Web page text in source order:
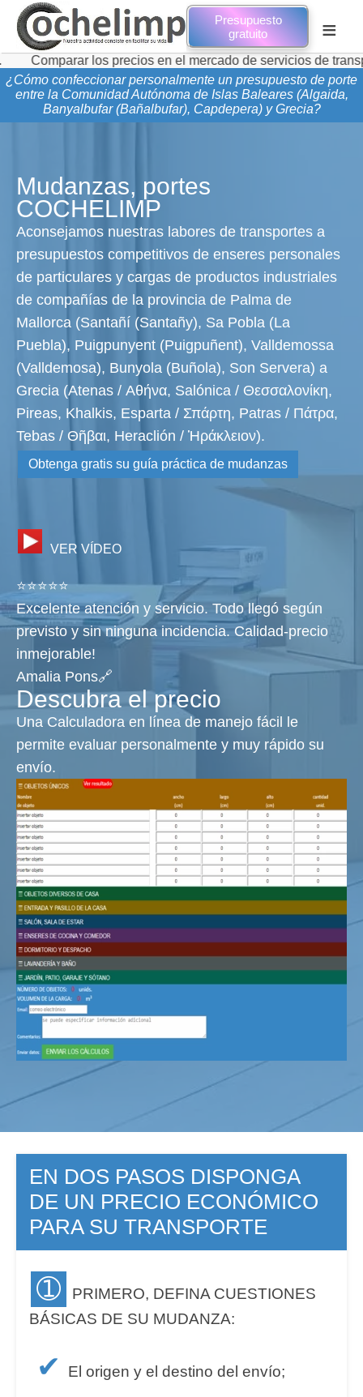
Presupuesto
gratuito
≡
los precios en el mercado de servicios de transporte de
¿Cómo confeccionar personalmente un presupuesto de porte
entre la Comunidad Autónoma de Islas Baleares (Algaida,
Banyalbufar (Bañalbufar), Capdepera) y Grecia?
Mudanzas, portes
COCHELIMP
Aconsejamos nuestras labores de transportes a
presupuestos competitivos de enseres personales
de particulares y cargas de productos industriales
de compañías de la provincia de Palma de
Mallorca (Santañí (Santañy), Sa Pobla (La
Puebla), Puigpunyent (Puigpuñent), Valldemossa
(Valldemosa), Bunyola (Buñola), Son Servera) a
Grecia (Atenas / Αθήνα, Salónica / Θεσσαλονίκη,
Pireas, Khalkis, Esparta / Σπάρτη, Patras / Πάτρα,
Tebas / Θῆβαι, Heraclión / Ἡράκλειον).
Obtenga gratis su guía práctica de mudanzas
VER VÍDEO
⭐⭐⭐⭐⭐
Excelente atención y servicio. Todo llegó según
previsto y sin ninguna incidencia. Calidad-precio
inmejorable!
Amalia Pons🔗
Descubra el precio
Una Calculadora en línea de manejo fácil le
permite evaluar personalmente y muy rápido su
envío.
EN DOS PASOS DISPONGA
DE UN PRECIO ECONÓMICO
PARA SU TRANSPORTE
➀
PRIMERO, DEFINA CUESTIONES
BÁSICAS DE SU MUDANZA:
✔ El origen y el destino del envío;